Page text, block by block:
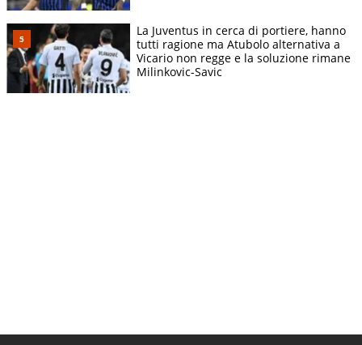
La Juventus in cerca di portiere, hanno
tutti ragione ma Atubolo alternativa a
Vicario non regge e la soluzione rimane
Milinkovic-Savic